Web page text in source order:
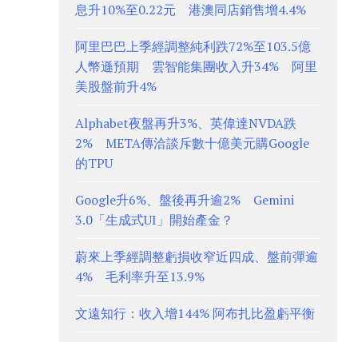
息升10%至0.22元 港澳同店銷售增4.4%
阿里巴巴上季經調整純利跌72%至103.5億
人幣遜預期 雲智能集團收入升34% 阿里
美股盤前升4%
Alphabet夜盤再升3%、英偉達NVDA跌
2% META傳洽談斥數十億美元購Google
的TPU
Google升6%、盤後再升逾2% Gemini
3.0「生成式UI」開始產金？
蔚來上季經調整虧損收窄近四成、盤前彈逾
4% 毛利率升至13.9%
文遠知行：收入增144% 阿布扎比盈虧平衡